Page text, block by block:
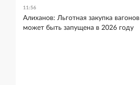
11:56
Алиханов: Льготная закупка вагонов
может быть запущена в 2026 году